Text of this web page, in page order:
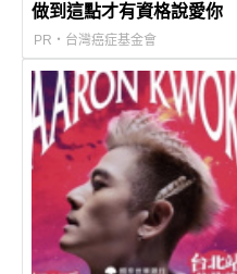
做到這點才有資格說愛你
PR・台灣癌症基金會